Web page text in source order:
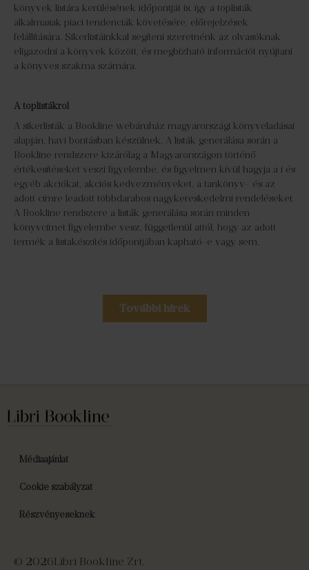
könyvek listára kerülésének időpontját is, így a toplisták
alkalmasak piaci tendenciák követésére, előrejelzések
felállítására. Sikerlistáinkkal segíteni szeretnénk az olvasóknak
eligazodni a könyvek között, és megbízható információt nyújtani
a könyves szakma számára.
A toplistákról
A sikerlisták a Bookline webáruház magyarországi könyveladásai
alapján, havi bontásban készülnek. A listák generálása során a
Bookline rendszere kizárólag a Magyarországon történő
értékesítéseket veszi figyelembe, és figyelmen kívül hagyja a i és
egyéb akciókat, akciós kedvezményeket, a tankönyv- és az
adott címre leadott többdarabos nagykereskedelmi rendeléseket.
A Bookline rendszere a listák generálása során minden
könyvcímet figyelembe vesz, függetlenül attól, hogy az adott
termék a listakészítés időpontjában kapható-e vagy sem.
További hírek
Médiaajánlat
Cookie szabályzat
Részvényeseknek
© 2026Libri Bookline Zrt.